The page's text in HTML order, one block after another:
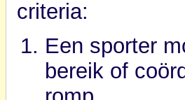
criteria:
Een sporter
bereik of